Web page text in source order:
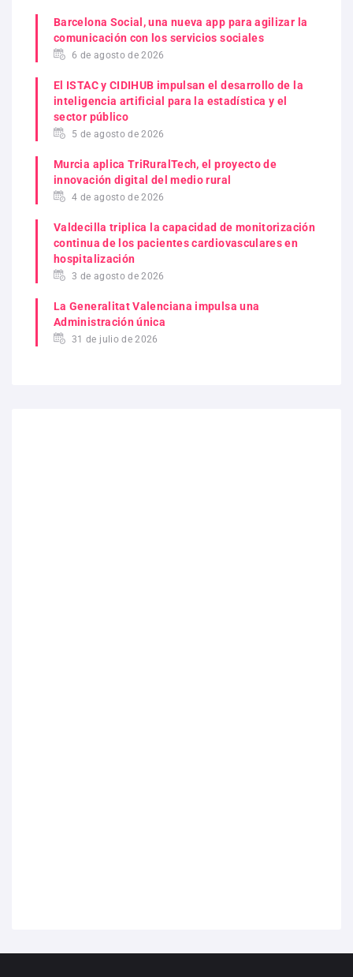
Barcelona Social, una nueva app para agilizar la
comunicación con los servicios sociales
6 de agosto de 2026
El ISTAC y CIDIHUB impulsan el desarrollo de la
inteligencia artificial para la estadística y el
sector público
5 de agosto de 2026
Murcia aplica TriRuralTech, el proyecto de
innovación digital del medio rural
4 de agosto de 2026
Valdecilla triplica la capacidad de monitorización
continua de los pacientes cardiovasculares en
hospitalización
3 de agosto de 2026
La Generalitat Valenciana impulsa una
Administración única
31 de julio de 2026